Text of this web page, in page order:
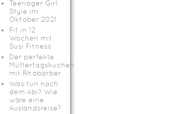
Teenager Girl
Style im
Oktober 2021
Fit in 12
Wochen mit
Susi Fitness
Der perfekte
Muttertagskuchen
mit Rhabarber
Was tun nach
dem Abi? Wie
wäre eine
Auslandsreise?